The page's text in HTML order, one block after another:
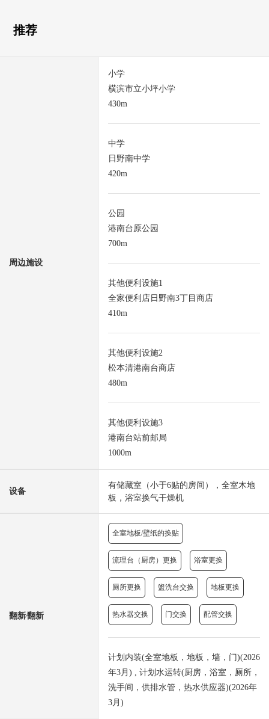
推荐
周边施设
小学
横滨市立小坪小学
430m
中学
日野南中学
420m
公园
港南台原公园
700m
其他便利设施1
全家便利店日野南3丁目商店
410m
其他便利设施2
松本清港南台商店
480m
其他便利设施3
港南台站前邮局
1000m
设备
有储藏室（小于6贴的房间），全室木地
板，浴室换气干燥机
翻新⁄翻新
全室地板/壁纸的换贴
流理台（厨房）更换 浴室更换
厕所更换 盥洗台交换 地板更换
热水器交换 门交换 配管交换
计划内装(全室地板，地板，墙，门)(2026
年3月) , 计划水运转(厨房，浴室，厕所，
洗手间，供排水管，热水供应器)(2026年
3月)